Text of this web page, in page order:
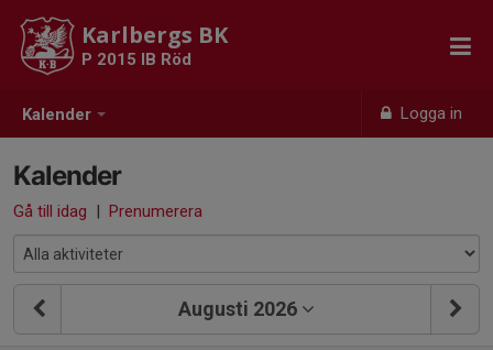
Kalender Logga in
Karlbergs BK
P 2015 IB Röd
Kalender
Gå till idag | Prenumerera
Augusti 2026